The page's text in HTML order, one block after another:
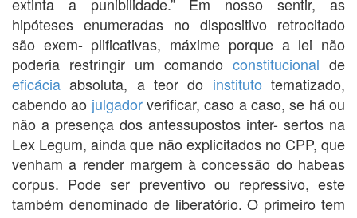
hipóteses enumeradas no dispositivo retrocitado
são exem- plificativas, máxime porque a lei não
poderia restringir um comando constitucional de
eficácia absoluta, a teor do instituto tematizado,
cabendo ao julgadorverificar, caso a caso, se há ou
não a presença dos antessupostos inter- sertos na
Lex Legum, ainda que não explicitados no CPP, que
venham a render margem à concessão do habeas
corpus. Pode ser preventivo ou repressivo, este
também denominado de liberatório. O primeiro tem